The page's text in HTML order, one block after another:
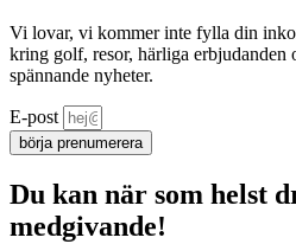
Vi lovar, vi kommer inte fylla din
kring golf, resor, härliga erbjudanden
spännande nyheter.
E-post
börja prenumerera
Du kan när som helst
medgivande!